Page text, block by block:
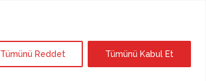
Tümünü Reddet Tümünü Kabul Et